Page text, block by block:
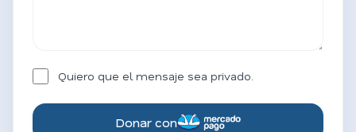
Quiero que el mensaje sea privado.
Donar con